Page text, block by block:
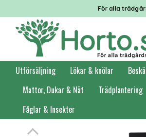
För alla
Utförsäljning Lökar & knölar
Mattor, Dukar & Nät
Trädplantering
Fåglar & Insekter
Förstasidan Trädgårdsredskap